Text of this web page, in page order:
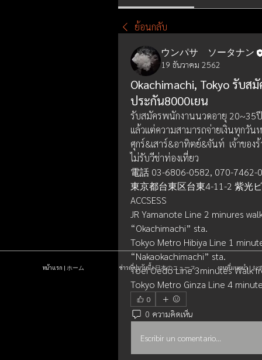
ย้อนกลับ
ウンパサ ソータナン
19 ธันวาคม 2562
Okachimachi, Tokyo รับส
ประกัน8000เยน
รับสมัครพนักงานนวดอายุ 20~35
แล้วแต่ความสามารถจ่ายเงินทุกวัน
ศุกร์&เสาร์&อาทิตย์&จันท์  เจ้าข
ไม่รับวีช่าท่องเที่ยว
電話 03-6806-0582, 070-7462-
東京都台東区台東4-11-2 紫光
ACCSESS
JR Yamanote Line 2 minures
“Okachimachi” sta.
Tokyo Metro Hibiya Line 1
“Nakaokachimachi” sta.
Toei Oedo Line 3minutes Walk
Tokyo Metro Ginza Line 4
0
0 ความคิดเห็น
Escribir un comentario...
หน้าแรก | ホーム ข่าวญี่ปุ่นวันนี้ | 日本のニュース งานที่แนะนำ | お